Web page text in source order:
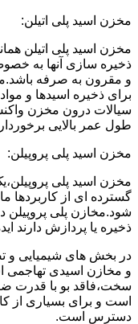
مخزن اسید پلی اتیلن:
مخزن اسید پلی اتیلن
ذخیره سازی آنها به
و مقرون به صرفه
برای ذخیره اسیدها و
سیالات درون مخزن
طول عمر بالایی
مخزن اسید پلی پروپیلن:
مخزن اسید پلی
گسترده ای از کاربردها
شود.مخازن پلی پروپیلن
ذخیره یا پردازش دارند
در بخش های شیمیایی و
و مخازن اسیدی تهاجمی
سخت،فاقد بو با قدرت
است و برای بسیاری از
دسترس است.